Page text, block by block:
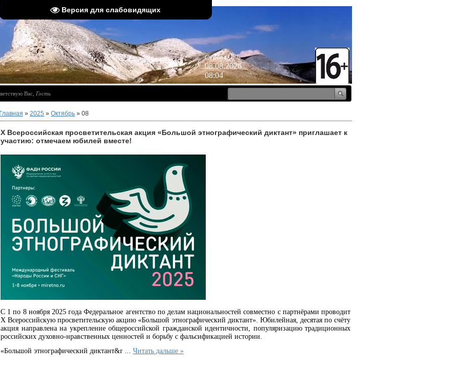
Версия для слабовидящих
Суббота
08.08.2026
08:04
Вас Гость
Главная » 2025 » Октябрь » 08
X Всероссийская просветительская акция «Большой этнографический диктант» приглашает к
участию: отмечаем юбилей вместе!
С 1 по 8 ноября 2025 года Федеральное агентство по делам национальностей совместно с партнёрами проводит
X Всероссийскую просветительскую акцию «Большой этнографический диктант». Юбилейная, десятая по счёту
акция направлена на укрепление общероссийской гражданской идентичности, популяризацию традиционных
российских духовно-нравственных ценностей и борьбу с фальсификацией истории.
«Большой этнографический диктант&r ... Читать дальше »